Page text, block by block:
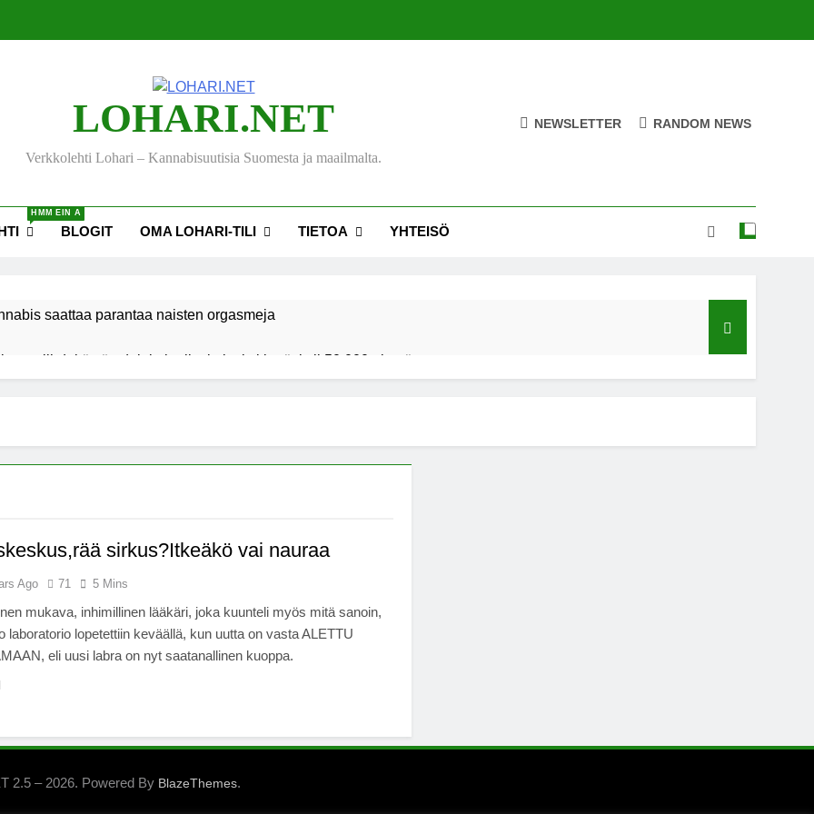
LOHARI.NET
Verkkolehti Lohari – Kannabisuutisia Suomesta ja maailmalta.
NEWSLETTER RANDOM NEWS
HMM EIN A
BLOGIT OMA LOHARI-TILI TIETOA YHTEISÖ
saattaa parantaa naisten orgasmeja
viihdekäytön dekriminalisoimiseksi keräsi yli 50 000 nimeä
-säätiö lääkekannabistutkimusten kannalla
kannabiksen viihdekäytön laillistamisesta
sirkus?Itkeäkö vai nauraa
Ago 71 5 Mins
mukava, inhimillinen lääkäri, joka kuunteli myös mitä sanoin,
laboratorio lopetettiin keväällä, kun uutta on vasta ALETTU
eli uusi labra on nyt saatanallinen kuoppa.
2.5 – 2026. Powered By BlazeThemes.